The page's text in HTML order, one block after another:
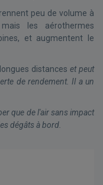
peu de volume à
les aérothermes
et augmentent le
distances et peut
de rendement. Il a un
que de l'air sans impact
dégâts à bord.